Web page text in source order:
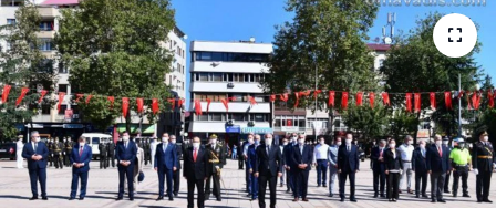
Son Dakika Haberleri
Haber Arşivi